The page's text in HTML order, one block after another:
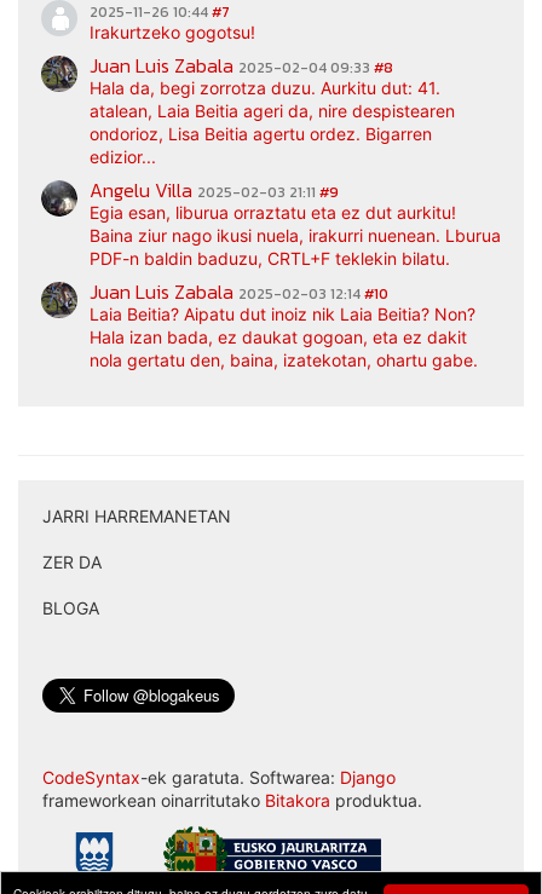
2025-11-26 10:44#7
Irakurtzeko gogotsu!
Juan Luis Zabala 2025-02-04 09:33 #8
Hala da, begi zorrotza duzu. Aurkitu dut: 41.
atalean, Laia Beitia ageri da, nire despistearen
ondorioz, Lisa Beitia agertu ordez. Bigarren
edizior...
Angelu Villa 2025-02-03 21:11 #9
Egia esan, liburua orraztatu eta ez dut aurkitu!
Baina ziur nago ikusi nuela, irakurri nuenean. Lburua
PDF-n baldin baduzu, CRTL+F teklekin bilatu.
Juan Luis Zabala 2025-02-03 12:14#10
Laia Beitia? Aipatu dut inoiz nik Laia Beitia? Non?
Hala izan bada, ez daukat gogoan, eta ez dakit
nola gertatu den, baina, izatekotan, ohartu gabe.
JARRI HARREMANETAN
ZER DA
BLOGA
CodeSyntax-ek garatuta. Softwarea: Django
frameworkean oinarritutako Bitakora produktua.